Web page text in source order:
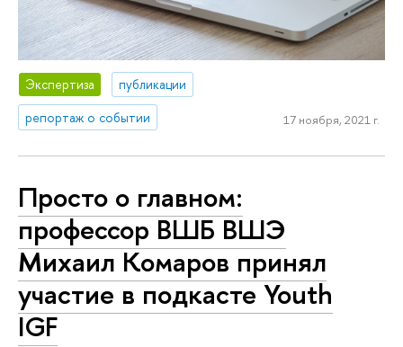
Экспертиза
публикации
репортаж о событии
17 ноября, 2021 г.
Просто о главном:
профессор ВШБ ВШЭ
Михаил Комаров принял
участие в подкасте Youth
IGF